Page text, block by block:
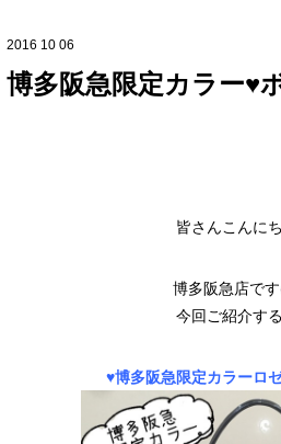
2016 10 06
博多阪急限定カラー♥
皆さんこんに
博多阪急店で
今回ご紹介す
♥博多阪急限定カラーロ